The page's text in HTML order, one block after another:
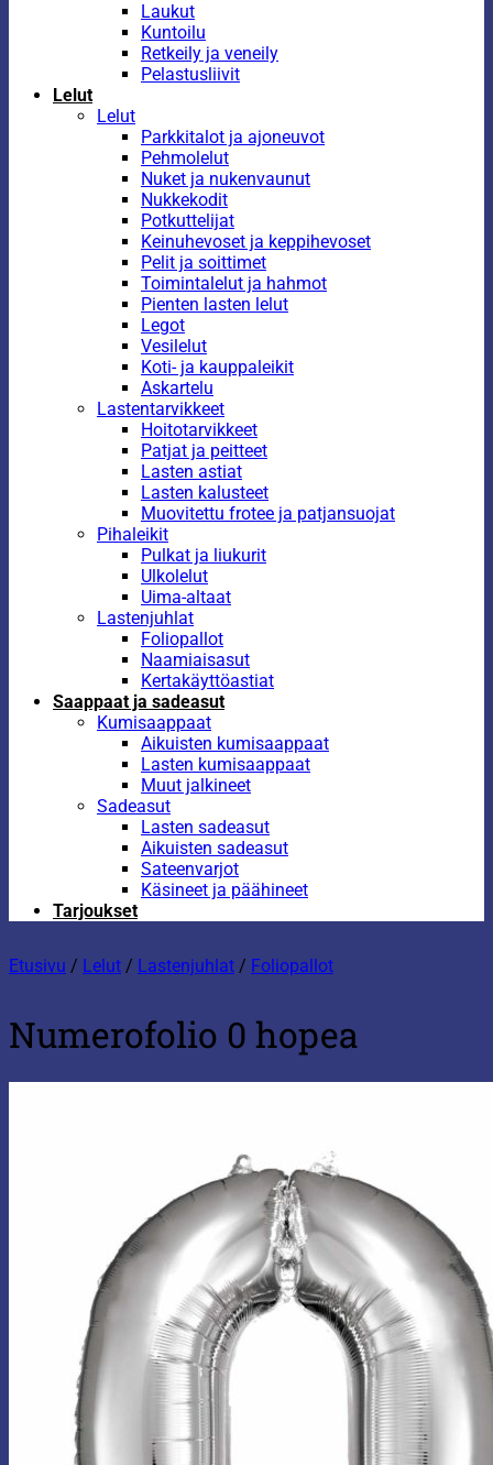
Laukut
Kuntoilu
Retkeily ja veneily
Pelastusliivit
Lelut
Lelut
Parkkitalot ja ajoneuvot
Pehmolelut
Nuket ja nukenvaunut
Nukkekodit
Potkuttelijat
Keinuhevoset ja keppihevoset
Pelit ja soittimet
Toimintalelut ja hahmot
Pienten lasten lelut
Legot
Vesilelut
Koti- ja kauppaleikit
Askartelu
Lastentarvikkeet
Hoitotarvikkeet
Patjat ja peitteet
Lasten astiat
Lasten kalusteet
Muovitettu frotee ja patjansuojat
Pihaleikit
Pulkat ja liukurit
Ulkolelut
Uima-altaat
Lastenjuhlat
Foliopallot
Naamiaisasut
Kertakäyttöastiat
Saappaat ja sadeasut
Kumisaappaat
Aikuisten kumisaappaat
Lasten kumisaappaat
Muut jalkineet
Sadeasut
Lasten sadeasut
Aikuisten sadeasut
Sateenvarjot
Käsineet ja päähineet
Tarjoukset
Etusivu / Lelut / Lastenjuhlat / Foliopallot
Numerofolio 0 hopea